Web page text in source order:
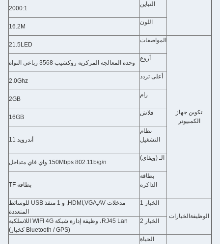
التباين
2000:1
اللون
16.2M
تكوين جهاز
الكمبيوتر
المواصفات
21.5LED
أروع
وحدة المعالجة المركزية روكشيب 3568 رباعي النواة
أعلى تردد
2.0Ghz
رام
2GB
فلاش
16GB
نظام
التشغيل
أندرويد 11
الـ (ويفاي)
150Mbps 802.11b/g/n واي فاي متداخل
بطاقة
الذاكرة
بطاقة TF
الوظيفة الخيارات
الخيار 1
مدخلات HDMI,VGA,AV, و 1 منفذ USB للوسائط
المتعددة
الخيار 2
RJ45 Lan، وظيفة إدارة شبكة WIFI 4G اللاسلكية
(Bluetooth / GPS كخيار)
الحياة